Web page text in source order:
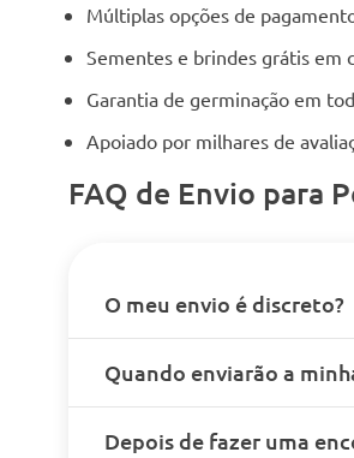
Múltiplas opções de
Sementes e brindes grátis em
Garantia de germinação em
Apoiado por milhares de
FAQ de Envio para
O meu envio é discreto?
Quando enviarão a
Depois de fazer uma